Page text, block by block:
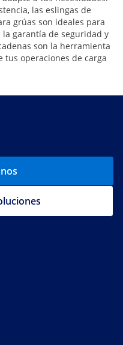
las eslingas de
grúas son ideales para
la garantía de seguridad y
son la herramienta
tus operaciones de carga